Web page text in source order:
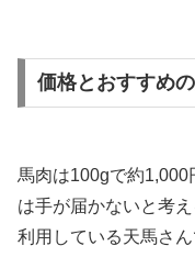
価格とおすすめ
馬肉は100gで約1,000
は手が届かないと考
利用している天馬さ